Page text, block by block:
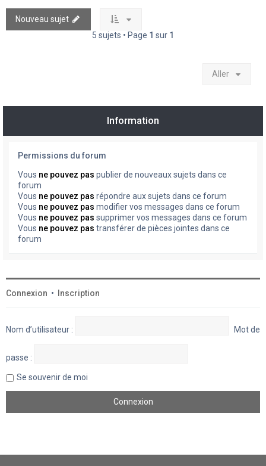
Nouveau sujet
5 sujets • Page 1 sur 1
Aller
Information
Permissions du forum
Vous ne pouvez pas publier de nouveaux sujets dans ce
forum
Vous ne pouvez pas répondre aux sujets dans ce forum
Vous ne pouvez pas modifier vos messages dans ce forum
Vous ne pouvez pas supprimer vos messages dans ce forum
Vous ne pouvez pas transférer de pièces jointes dans ce
forum
Connexion • Inscription
Nom d’utilisateur : Mot de
passe :
Se souvenir de moi